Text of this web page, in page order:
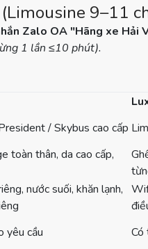
(Limousine 9–11
Zalo OA "Hãng xe Hải
1 lần ≤10 phút).
/ Skybus cao cấp
toàn thân, da cao cấp,
nước suối, khăn lạnh,
yêu cầu Có